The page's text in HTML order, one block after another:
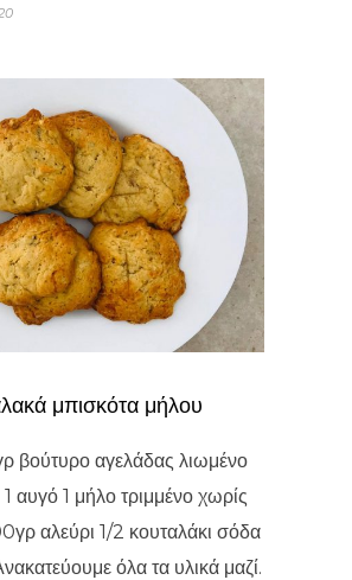
μπισκότα μήλου
βούτυρο αγελάδας λιωμένο
αυγό 1 μήλο τριμμένο χωρίς
αλεύρι 1/2 κουταλάκι σόδα
όλα τα υλικά μαζί.